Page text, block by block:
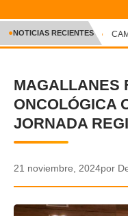
INICIO
CRÓNICA
DEPORTES
ENTRETENIMIENTO Y
AUDIOS
●NOTICIAS RECIENTES
MAGALLANES
ONCOLÓGICA
JORNADA
21 noviembre, 2024por